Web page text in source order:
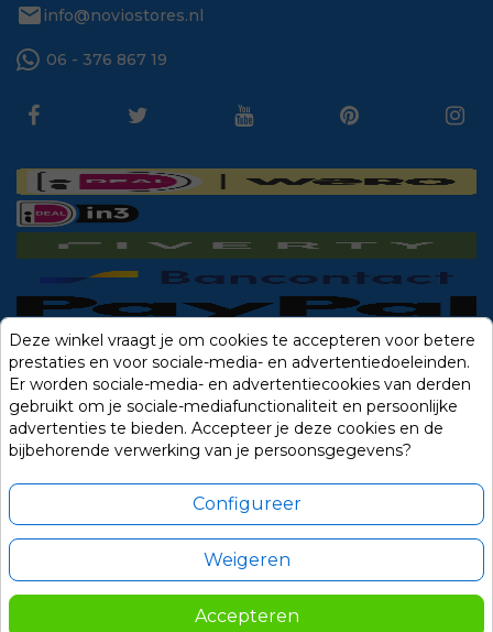
mail info@noviostores.nl
06 - 376 867 19
Deze winkel vraagt je om cookies te accepteren voor betere
prestaties en voor sociale-media- en advertentiedoeleinden.
Er worden sociale-media- en advertentiecookies van derden
gebruikt om je sociale-mediafunctionaliteit en persoonlijke
advertenties te bieden. Accepteer je deze cookies en de
bijbehorende verwerking van je persoonsgegevens?
Configureer
Weigeren
Accepteren